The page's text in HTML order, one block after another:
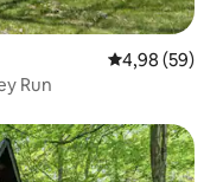
Prosječna
4,98 (59)
Run